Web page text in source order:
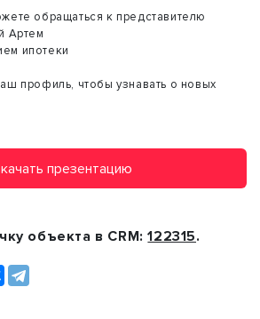
обращаться к представителю
Артем
ипотеки
профиль, чтобы узнавать о новых
презентацию
объекта в CRM:122315.